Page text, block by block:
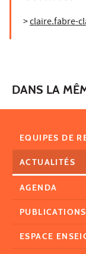
>claire.fabre-
DANS LA
EQUIPES DE
ACTUALITÉS
AGENDA
PUBLICATIONS
ESPACE